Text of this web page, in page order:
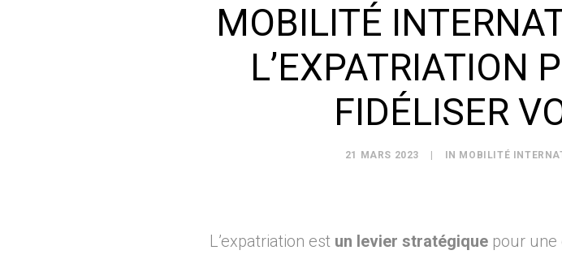
MOBILITÉ
L’EXPATRIATION
FIDÉLISER
21 MARS 2023 IN MOBILITÉ
L’expatriation est un levier stratégique pour une